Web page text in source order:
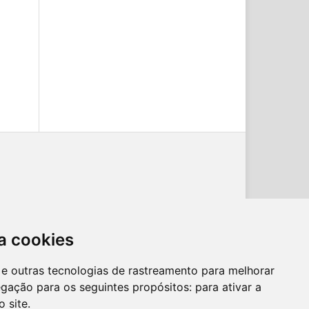
cookies
outras tecnologias de rastreamento para melhorar
para os seguintes propósitos: para ativar a
site.